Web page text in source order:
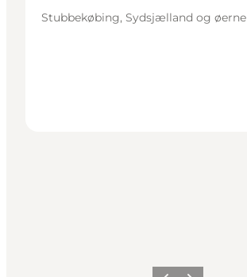
Stubbekøbing, Sydsjælland og øerne